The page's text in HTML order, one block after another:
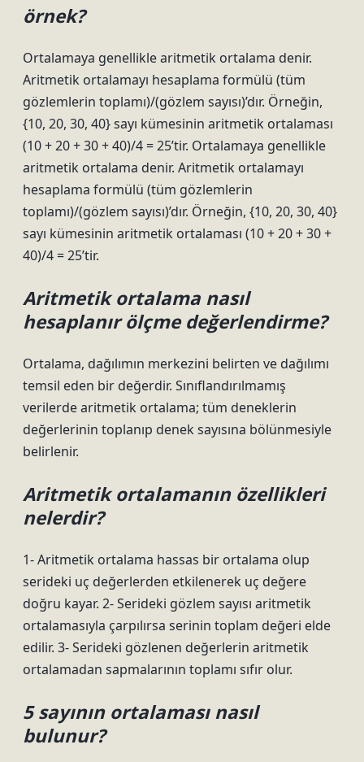
örnek?
Ortalamaya genellikle aritmetik ortalama denir.
Aritmetik ortalamayı hesaplama formülü (tüm
gözlemlerin toplamı)/(gözlem sayısı)’dır. Örneğin,
{10, 20, 30, 40} sayı kümesinin aritmetik ortalaması
(10 + 20 + 30 + 40)/4 = 25’tir. Ortalamaya genellikle
aritmetik ortalama denir. Aritmetik ortalamayı
hesaplama formülü (tüm gözlemlerin
toplamı)/(gözlem sayısı)’dır. Örneğin, {10, 20, 30, 40}
sayı kümesinin aritmetik ortalaması (10 + 20 + 30 +
40)/4 = 25’tir.
Aritmetik ortalama nasıl
hesaplanır ölçme değerlendirme?
Ortalama, dağılımın merkezini belirten ve dağılımı
temsil eden bir değerdir. Sınıflandırılmamış
verilerde aritmetik ortalama; tüm deneklerin
değerlerinin toplanıp denek sayısına bölünmesiyle
belirlenir.
Aritmetik ortalamanın özellikleri
nelerdir?
1- Aritmetik ortalama hassas bir ortalama olup
serideki uç değerlerden etkilenerek uç değere
doğru kayar. 2- Serideki gözlem sayısı aritmetik
ortalamasıyla çarpılırsa serinin toplam değeri elde
edilir. 3- Serideki gözlenen değerlerin aritmetik
ortalamadan sapmalarının toplamı sıfır olur.
5 sayının ortalaması nasıl
bulunur?